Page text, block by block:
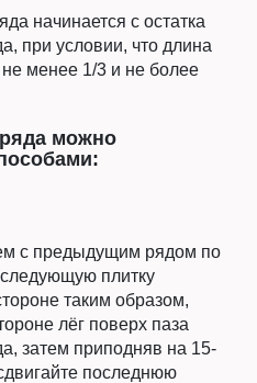
начинается с остатка
при условии, что длина
менее 1/3 и не более
можно
с предыдущим рядом по
плитку
таким образом,
лёг поверх паза
затем приподняв на 15-
последнюю